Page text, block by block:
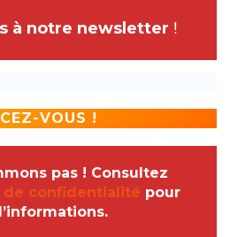
à notre newsletter !
pas ! Consultez
confidentialité pour